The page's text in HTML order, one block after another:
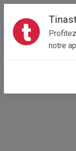
notre
Accueil